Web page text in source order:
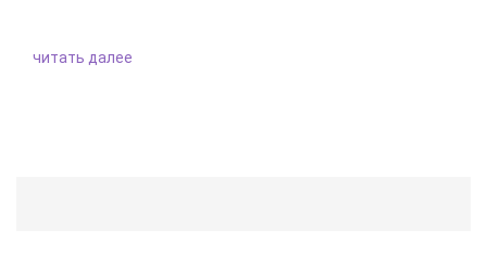
читать далее